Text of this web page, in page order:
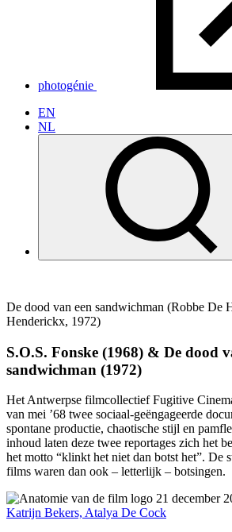
photogénie
EN
NL
De dood van een sandwichman (Robbe De
Henderickx, 1972)
S.O.S. Fonske (1968) & De dood
sandwichman (1972)
Het Antwerpse filmcollectief Fugitive
van mei ’68 twee sociaal-geëngageerde
spontane productie, chaotische stijl en
inhoud laten deze twee reportages zich het
het motto “klinkt het niet dan botst het”. De
films waren dan ook – letterlijk – botsingen.
21 december
Katrijn Bekers, Atalya De Cock